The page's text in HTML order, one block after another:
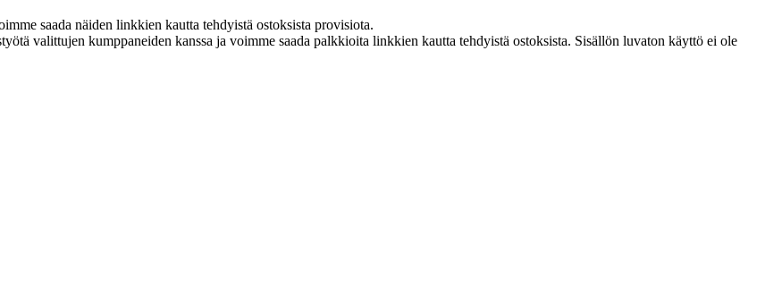
saada näiden linkkien kautta tehdyistä ostoksista provisiota.
valittujen kumppaneiden kanssa ja voimme saada palkkioita linkkien kautta tehdyistä ostoksista. Sisällön luvaton käyttö ei ole